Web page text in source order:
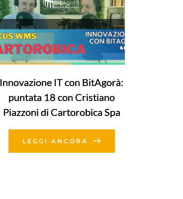
Innovazione IT con BitAgorà:
puntata 18 con Cristiano
Piazzoni di Cartorobica Spa
LEGGI ANCORA